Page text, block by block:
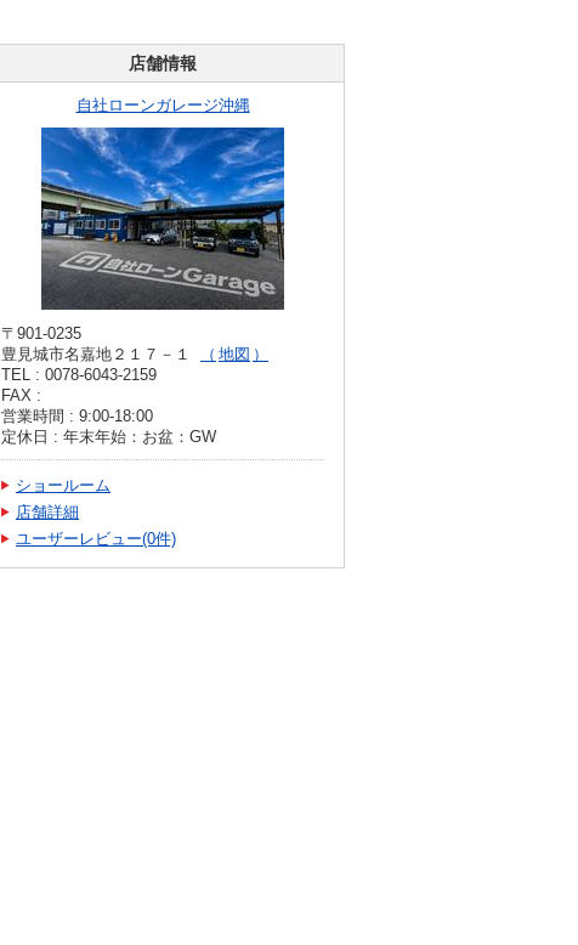
店舗情報
自社ローンガレージ沖縄
〒901-0235
豊見城市名嘉地２１７－１
地図
TEL : 0078-6043-2159
FAX :
営業時間 : 9:00-18:00
定休日 : 年末年始：お盆：GW
ショールーム
店舗詳細
ユーザーレビュー(0件)